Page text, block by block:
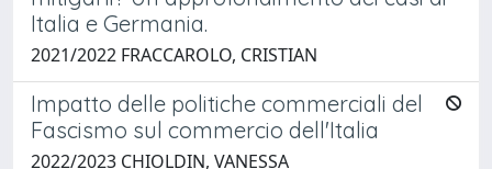
Italia e Germania.
2021/2022 FRACCAROLO, CRISTIAN
Impatto delle politiche commerciali del
Fascismo sul commercio dell'Italia
2022/2023 CHIOLDIN, VANESSA